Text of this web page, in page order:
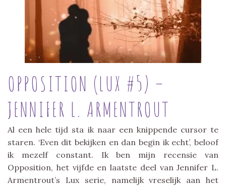
OPPOSITION (LUX #5) –
JENNIFER L. ARMENTROUT
Al een hele tijd sta ik naar een knippende cursor te
staren. ‘Even dit bekijken en dan begin ik echt’, beloof
ik mezelf constant. Ik ben mijn recensie van
Opposition, het vijfde en laatste deel van Jennifer L.
Armentrout’s Lux serie, namelijk vreselijk aan het